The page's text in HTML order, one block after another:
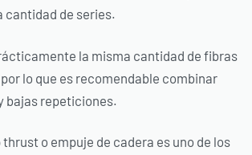
cantidad de series.
la misma cantidad de fibras
lo que es recomendable combinar
bajas repeticiones.
thrust o empuje de cadera es uno de los